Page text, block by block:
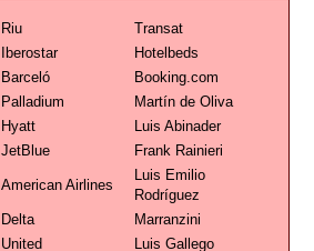
Riu
Transat
Iberostar
Hotelbeds
Barceló
Booking.com
Palladium
Martín de Oliva
Hyatt
Luis Abinader
JetBlue Frank Rainieri
American Airlines
Luis Emilio
Rodríguez
Delta
Marranzini
United Luis Gallego